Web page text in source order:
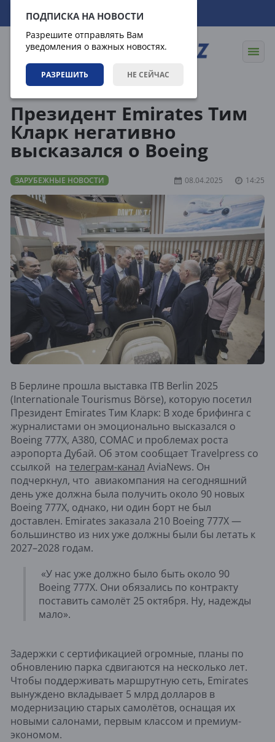
ПОДПИСКА НА НОВОСТИ
Разрешите отправлять Вам
уведомления о важных новостях.
РАЗРЕШИТЬ НЕ СЕЙЧАС
07.08.2026 04:43:39
Президент Emirates Тим
Кларк негативно
высказался о Boeing
ЗАРУБЕЖНЫЕ НОВОСТИ 08.04.2025 14:25
В Берлине прошла выставка ITB Berlin 2025
(Internationale Tourismus Börse), которую посетил
Президент Emirates Тим Кларк: В ходе брифинга с
журналистами он эмоционально высказался о
Boeing 777X, A380, COMAC и проблемах роста
аэропорта Дубай. Об этом сообщает Travelpress со
ссылкой на телеграм-канал AviaNews. Он
подчеркнул, что авиакомпания на сегодняшний
день уже должна была получить около 90 новых
Boeing 777X, однако, ни один борт не был
доставлен. Emirates заказала 210 Boeing 777X —
большинство из них уже должны были бы летать к
2027–2028 годам.
«У нас уже должно было быть около 90
Boeing 777X. Они обязались по контракту
поставить самолёт 25 октября. Ну, надежды
мало».
Задержки с сертификацией огромные, планы по
обновлению парка сдвигаются на несколько лет.
Чтобы поддерживать маршрутную сеть, Emirates
вынуждено вкладывает 5 млрд долларов в
модернизацию старых самолётов, оснащая их
новыми салонами, первым классом и премиум-
экономом.